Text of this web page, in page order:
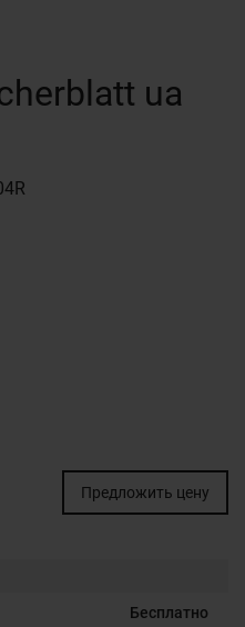
ua
Предложить цену
Бесплатно